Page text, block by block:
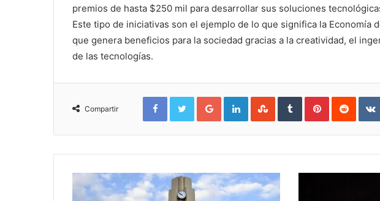
premios de hasta $250 mil para desarrollar sus soluciones
Este tipo de iniciativas son el ejemplo de lo que significa la Economía
que genera beneficios para la sociedad gracias a la creatividad, el
de las tecnologías.
Compartir
FacebookTwitterGoogle+LinkedInStumbleUpon
TumblrPinterestReddit